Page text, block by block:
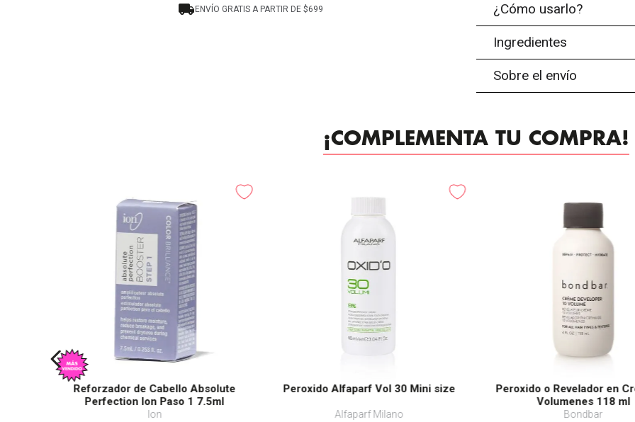
ENVÍO GRATIS A PARTIR DE $699 ¿Cómo usarlo?
Ingredientes
Sobre el envío
¡COMPLEMENTA TU COMPRA!
Reforzador de Cabello Absolute
Perfection Ion Paso 1 7.5ml
Ion
Peroxido Alfaparf Vol 30 Mini size
Alfaparf Milano
Peroxido o Revelador en
Volumenes 118 ml
Bondbar